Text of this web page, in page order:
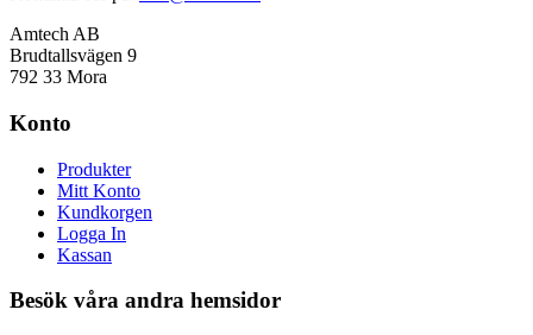
Amtech AB
Brudtallsvägen 9
792 33 Mora
Konto
Produkter
Mitt Konto
Kundkorgen
Logga In
Kassan
Besök våra andra hemsidor